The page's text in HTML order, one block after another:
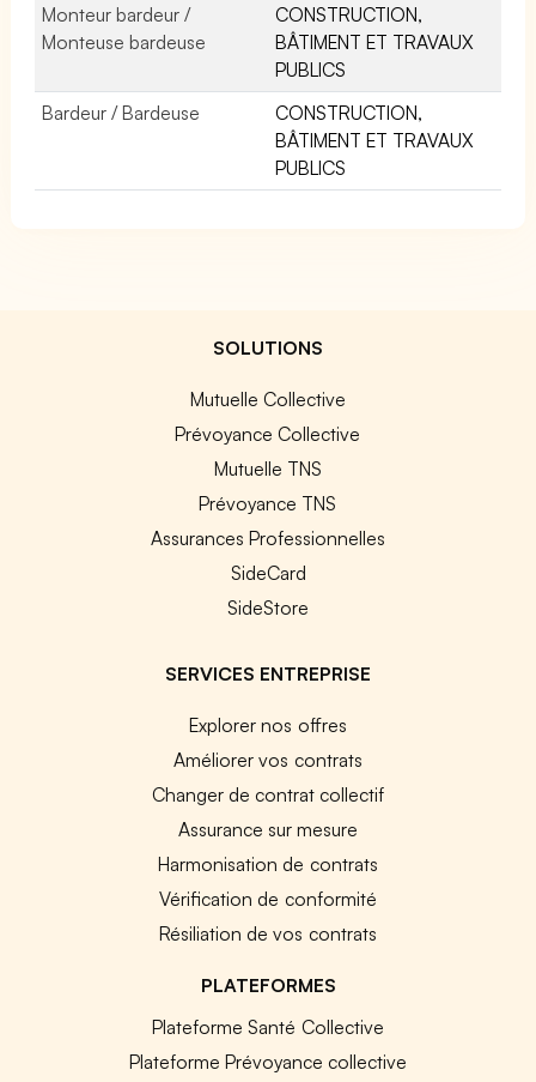
Monteur bardeur /
Monteuse bardeuse
CONSTRUCTION,
BÂTIMENT ET TRAVAUX
PUBLICS
Bardeur / Bardeuse
CONSTRUCTION,
BÂTIMENT ET TRAVAUX
PUBLICS
SOLUTIONS
Mutuelle Collective
Prévoyance Collective
Mutuelle TNS
Prévoyance TNS
Assurances Professionnelles
SideCard
SideStore
SERVICES ENTREPRISE
Explorer nos offres
Améliorer vos contrats
Changer de contrat collectif
Assurance sur mesure
Harmonisation de contrats
Vérification de conformité
Résiliation de vos contrats
PLATEFORMES
Plateforme Santé Collective
Plateforme Prévoyance collective